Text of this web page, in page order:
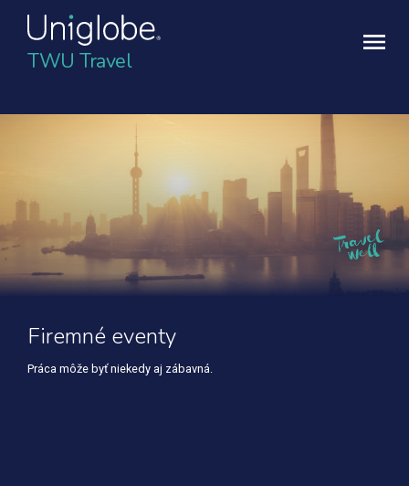
TWU Travel
Firemné eventy
Práca môže byť niekedy aj zábavná.